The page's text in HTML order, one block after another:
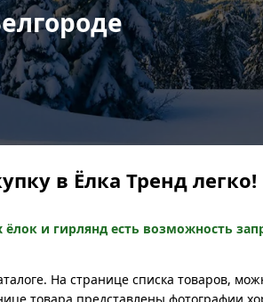
в Ёлка Тренд легко!
ёлок и гирлянд есть возможность
На странице списка товаров,